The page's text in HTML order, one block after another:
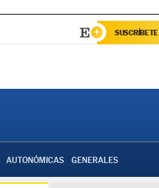
SUSCRÍBETE
AUTONÓMICAS GENERALES